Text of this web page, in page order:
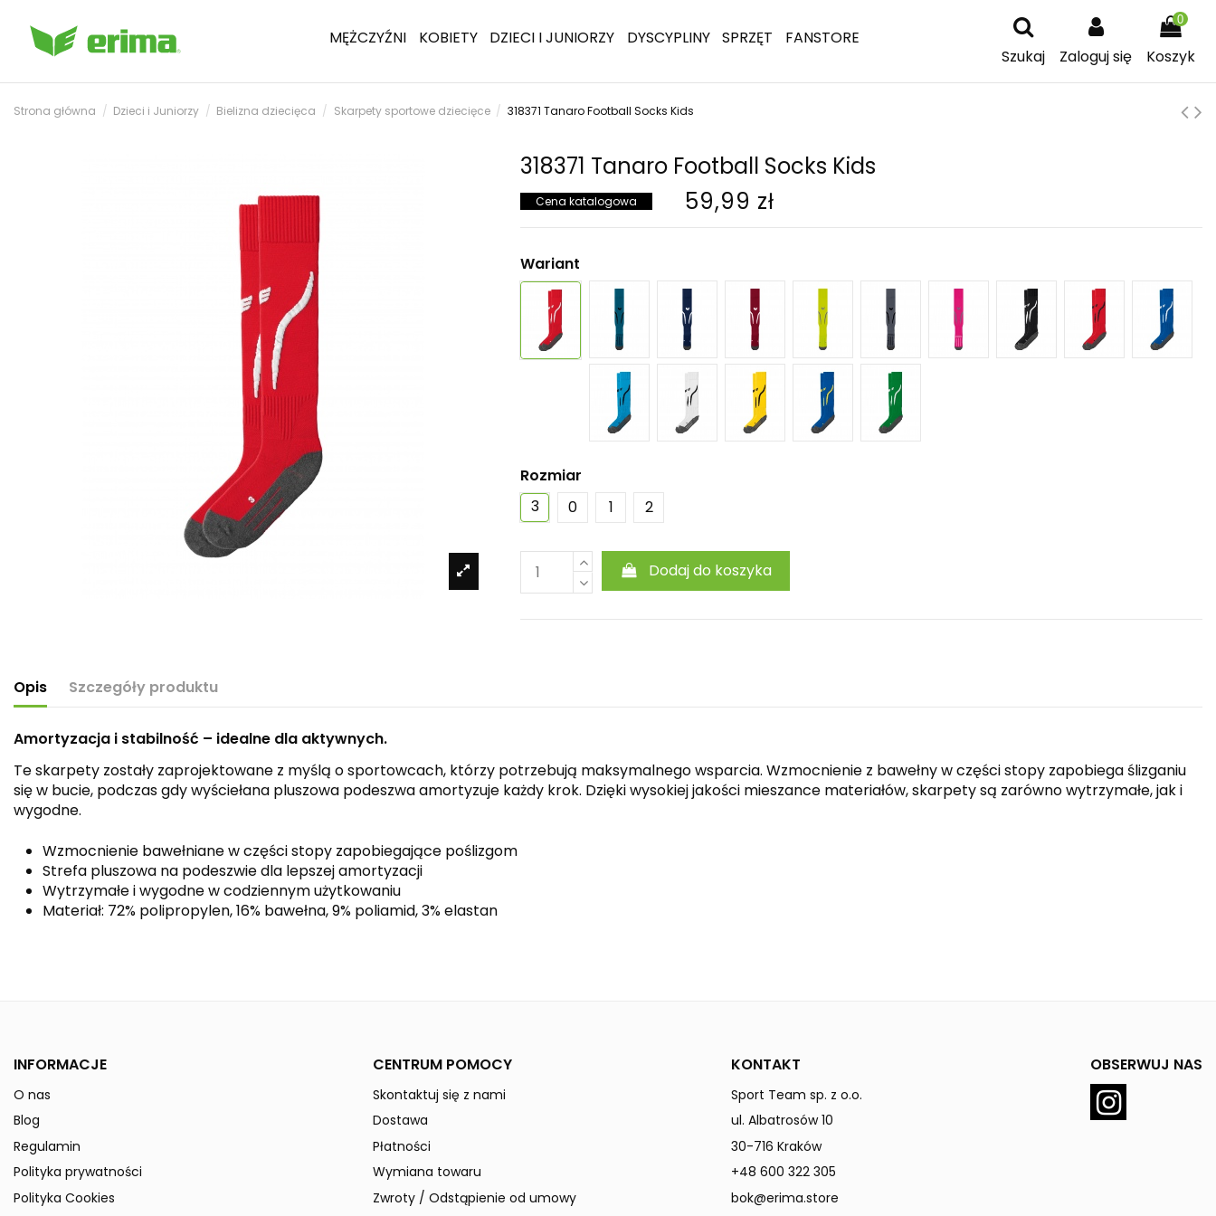
MĘŻCZYŹNI KOBIETY DZIECI I JUNIORZY DYSCYPLINY SPRZĘT
FANSTORE
Szukaj
Zaloguj się
0
Koszyk
Strona główna Dzieci i Juniorzy Bielizna dziecięca Skarpety sportowe dziecięce 318371 Tanaro Football Socks Kids
318371 Tanaro Football Socks Kids
Cena katalogowa 59,99 zł
Wariant
Rozmiar
3
0 1 2
Dodaj do koszyka
Opis Szczegóły produktu
Amortyzacja i stabilność – idealne dla aktywnych.
Te skarpety zostały zaprojektowane z myślą o sportowcach, którzy potrzebują maksymalnego wsparcia. Wzmocnienie z bawełny w części stopy zapobiega ślizganiu
się w bucie, podczas gdy wyściełana pluszowa podeszwa amortyzuje każdy krok. Dzięki wysokiej jakości mieszance materiałów, skarpety są zarówno wytrzymałe, jak i
wygodne.
Wzmocnienie bawełniane w części stopy zapobiegające poślizgom
Strefa pluszowa na podeszwie dla lepszej amortyzacji
Wytrzymałe i wygodne w codziennym użytkowaniu
Materiał: 72% polipropylen, 16% bawełna, 9% poliamid, 3% elastan
Indeks318371-Kids
ean13
» Podmiot odpowiedzialny
INFORMACJE
O nas
Blog
Regulamin
Polityka prywatności
Polityka Cookies
CENTRUM POMOCY
Skontaktuj się z nami
Dostawa
Płatności
Wymiana towaru
Zwroty / Odstąpienie od umowy
KONTAKT
Sport Team sp. z o.o.
ul. Albatrosów 10
30-716 Kraków
+48 600 322 305
bok@erima.store
OBSERWUJ NAS